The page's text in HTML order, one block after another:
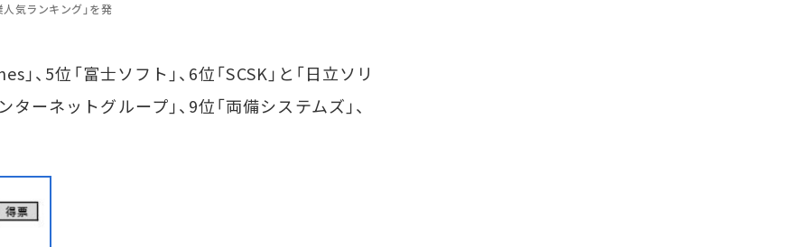
気ランキング」を発
5位「富士ソフト」、6位「SCSK」と「日立ソリ
ターネットグループ」、9位「両備システムズ」、